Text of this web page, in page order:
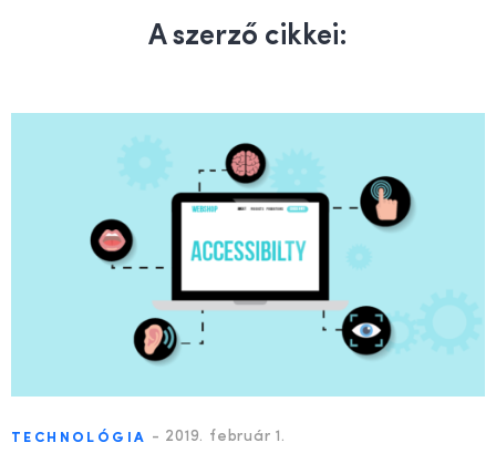
A szerző cikkei:
TECHNOLÓGIA - 2019. február 1.